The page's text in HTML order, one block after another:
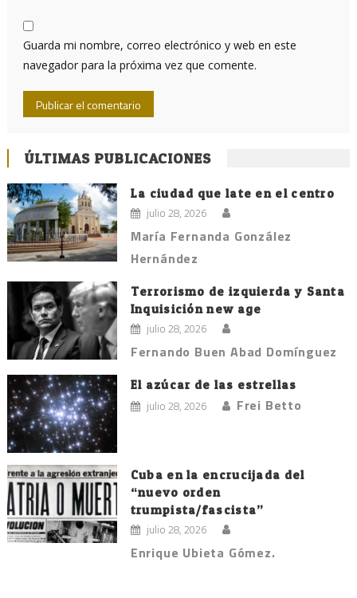
Guarda mi nombre, correo electrónico y web en este
navegador para la próxima vez que comente.
ÚLTIMAS PUBLICACIONES
La ciudad que late en el centro
julio 28, 2026
María Fernanda González
Hernández
Terrorismo de izquierda y Santa
Inquisición new age
julio 28, 2026
Fernando Buen Abad Domínguez
El azúcar de las estrellas
julio 28, 2026 Frei Betto
Cuba en la encrucijada del
“nuevo orden
trumpista/fascista”
julio 28, 2026
Enrique Ubieta Gómez.